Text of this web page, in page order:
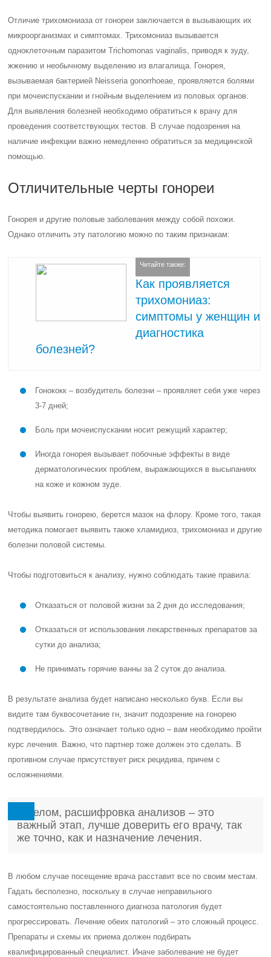
Отличие трихомониаза от гонореи заключается в вызывающих их
микроорганизмах и симптомах. Трихомониаз вызывается
одноклеточным паразитом Trichomonas vaginalis, приводя к зуду,
жжению и необычному выделению из влагалища. Гонорея,
вызываемая бактерией Neisseria gonorrhoeae, проявляется болями
при мочеиспускании и гнойным выделением из половых органов.
Для выявления болезней необходимо обратиться к врачу для
проведения соответствующих тестов. В случае подозрения на
наличие инфекции важно немедленно обратиться за медицинской
помощью.
Отличительные черты гонореи
Гонорея и другие половые заболевания между собой похожи.
Однако отличить эту патологию можно по таким признакам:
Читайте также:
Как проявляется
трихомониаз:
симптомы у женщин и
диагностика
болезней?
Гонококк – возбудитель болезни – проявляет себя уже через
3-7 дней;
Боль при мочеиспускании носит режущий характер;
Иногда гонорея вызывает побочные эффекты в виде
дерматологических проблем, выражающихся в высыпаниях
на коже и кожном зуде.
Чтобы выявить гонорею, берется мазок на флору. Кроме того, такая
методика помогает выявить также хламидиоз, трихомониаз и другие
болезни половой системы.
Чтобы подготовиться к анализу, нужно соблюдать такие правила:
Отказаться от половой жизни за 2 дня до исследования;
Отказаться от использования лекарственных препаратов за
сутки до анализа;
Не принимать горячие ванны за 2 суток до анализа.
В результате анализа будет написано несколько букв. Если вы
видите там буквосочетание гн, значит подозрение на гонорею
подтвердилось. Это означает только одно – вам необходимо пройти
курс лечения. Важно, что партнер тоже должен это сделать. В
противном случае присутствует риск рецидива, причем с
осложнениями.
В целом, расшифровка анализов – это
важный этап, лучше доверить его врачу, так
же точно, как и назначение лечения.
В любом случае посещение врача расставит все по своим местам.
Гадать бесполезно, поскольку в случае неправильного
самостоятельно поставленного диагноза патология будет
прогрессировать. Лечение обеих патологий – это сложный процесс.
Препараты и схемы их приема должен подбирать
квалифицированный специалист. Иначе заболевание не будет